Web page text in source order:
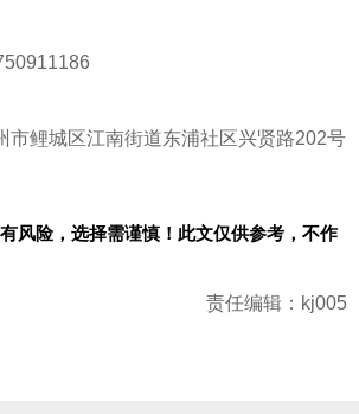
市鲤城区江南街道东浦社区兴贤路202号
风险，选择需谨慎！此文仅供参考，不作
责任编辑：kj005